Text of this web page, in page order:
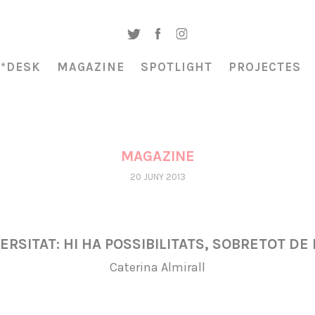
MAGAZINE SPOTLIGHT PROJECTES
MAGAZINE
20 JUNY 2013
HI HA POSSIBILITATS, SOBRETOT DE
Caterina Almirall